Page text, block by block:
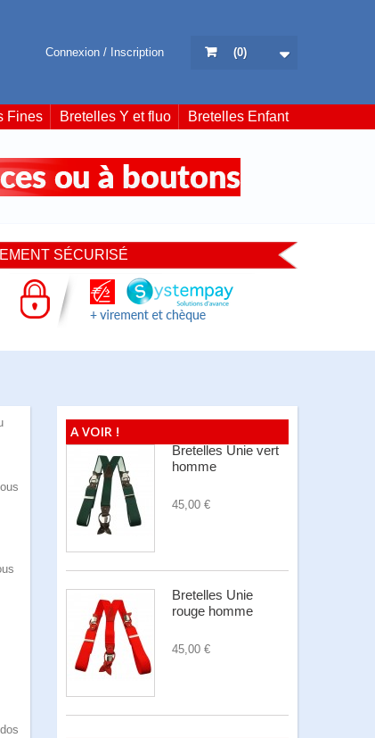
Connexion / Inscription (0)
Fines Bretelles Y et fluo Bretelles Enfant
SÉCURISÉ
A VOIR !
Bretelles Unie vert
homme
45,00 €
Bretelles Unie
rouge homme
45,00 €